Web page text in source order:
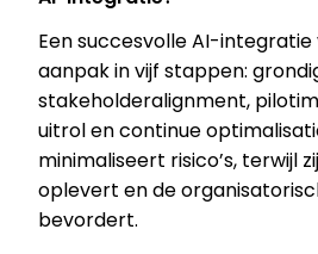
Een succesvolle AI-
aanpak in vijf stappen:
stakeholderalignment,
uitrol en continue
minimaliseert risico’s, terwijl
oplevert en de
bevordert.